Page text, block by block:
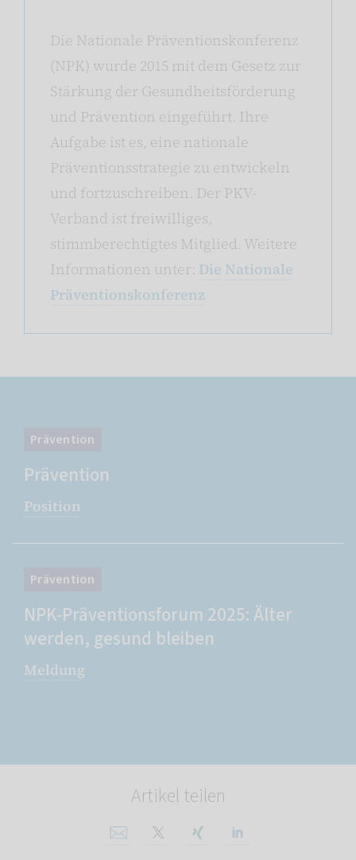
Die Nationale Präventionskonferenz
(NPK) wurde 2015 mit dem Gesetz zur
Stärkung der Gesundheitsförderung
und Prävention eingeführt. Ihre
Aufgabe ist es, eine nationale
Präventionsstrategie zu entwickeln
und fortzuschreiben. Der PKV-
Verband ist freiwilliges,
stimmberechtigtes Mitglied. Weitere
Informationen unter: Die Nationale
Präventionskonferenz
Prävention
Prävention
Position
Prävention
NPK-Präventionsforum 2025: Älter
werden, gesund bleiben
Meldung
Artikel teilen
Per E-Mail teilen
Auf X teilenAuf Xing teilen
Auf Linkedin